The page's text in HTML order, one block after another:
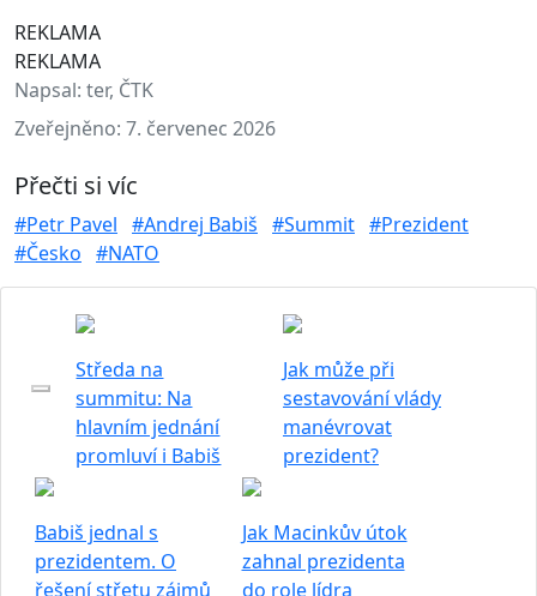
REKLAMA
REKLAMA
Napsal: ter, ČTK
Zveřejněno: 7. červenec 2026
Přečti si víc
#Petr Pavel #Andrej Babiš #Summit #Prezident
#Česko #NATO
Středa na
summitu: Na
hlavním jednání
promluví i Babiš
Jak může při
sestavování vlády
manévrovat
prezident?
Babiš jednal s
prezidentem. O
řešení střetu zájmů
Jak Macinkův útok
zahnal prezidenta
do role lídra